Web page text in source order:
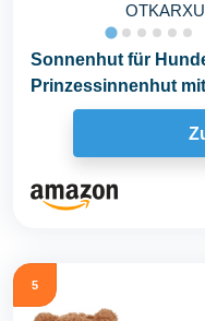
Sonnenhut für
Prinzessinnenhut
Fischerhut für...
5